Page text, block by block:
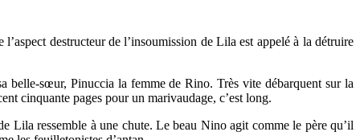
destructeur de l’insoumission de Lila est appelé à la détruire
belle-sœur, Pinuccia la femme de Rino. Très vite débarquent sur la
cinquante pages pour un marivaudage, c’est long.
Lila ressemble à une chute. Le beau Nino agit comme le père qu’il